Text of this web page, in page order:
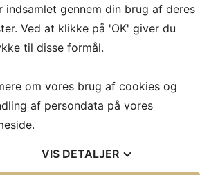
indsamlet gennem din brug af deres
Ved at klikke på 'OK' giver du
til disse formål.
om vores brug af cookies og
af persondata på vores
VIS DETALJER